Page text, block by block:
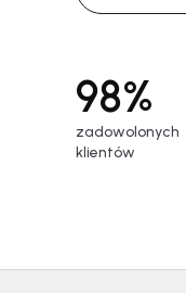
98%
zadowolonych
klientów